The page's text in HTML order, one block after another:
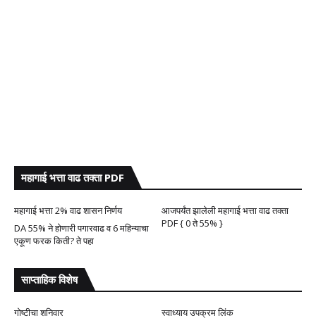
महागाई भत्ता वाढ तक्ता PDF
महागाई भत्ता 2% वाढ शासन निर्णय
आजपर्यंत झालेली महागाई भत्ता वाढ तक्ता
PDF { 0 ते 55% }
DA 55% ने होणारी पगारवाढ व 6 महिन्याचा
एकूण फरक किती? ते पहा
साप्ताहिक विशेष
गोष्टीचा शनिवार
स्वाध्याय उपक्रम लिंक